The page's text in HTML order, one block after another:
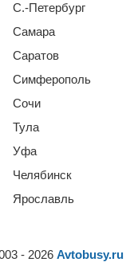
С.-Петербург
Самара
Саратов
Симферополь
Сочи
Тула
Уфа
Челябинск
Ярославль
- 2026 Avtobusy.ru